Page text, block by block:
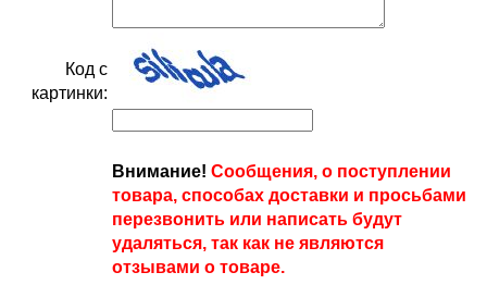
Код с
картинки:
Внимание! Сообщения, о поступлении
товара, способах доставки и просьбами
перезвонить или написать будут
удаляться, так как не являются
отзывами о товаре.